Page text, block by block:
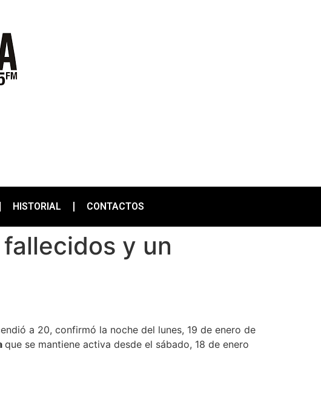
HISTORIAL CONTACTOS
y un
a 20, confirmó la noche del lunes, 19 de enero de
que se mantiene activa desde el sábado, 18 de enero